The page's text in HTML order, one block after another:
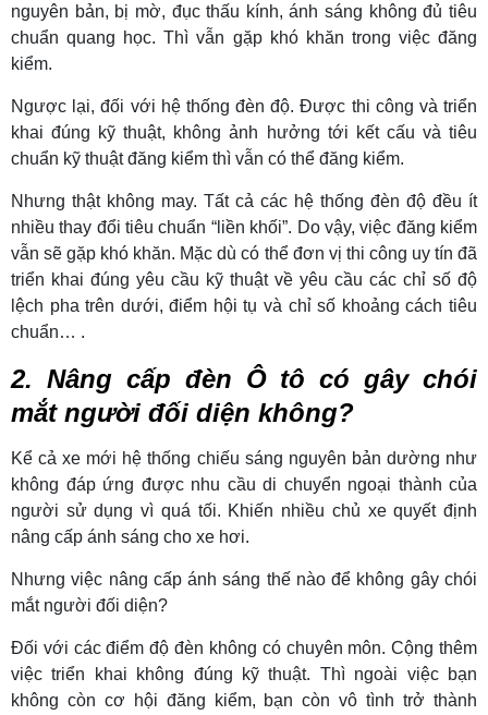
nguyên bản, bị mờ, đục thấu kính, ánh sáng không đủ tiêu
chuẩn quang học. Thì vẫn gặp khó khăn trong việc đăng
kiểm.
Ngược lại, đối với hệ thống đèn độ. Được thi công và triển
khai đúng kỹ thuật, không ảnh hưởng tới kết cấu và tiêu
chuẩn kỹ thuật đăng kiểm thì vẫn có thể đăng kiểm.
Nhưng thật không may. Tất cả các hệ thống đèn độ đều ít
nhiều thay đổi tiêu chuẩn “liền khối”. Do vậy, việc đăng kiểm
vẫn sẽ gặp khó khăn. Mặc dù có thể đơn vị thi công uy tín đã
triển khai đúng yêu cầu kỹ thuật về yêu cầu các chỉ số độ
lệch pha trên dưới, điểm hội tụ và chỉ số khoảng cách tiêu
chuẩn… .
2. Nâng cấp đèn Ô tô có gây chói
mắt người đối diện không?
Kể cả xe mới hệ thống chiếu sáng nguyên bản dường như
không đáp ứng được nhu cầu di chuyển ngoại thành của
người sử dụng vì quá tối. Khiến nhiều chủ xe quyết định
nâng cấp ánh sáng cho xe hơi.
Nhưng việc nâng cấp ánh sáng thế nào để không gây chói
mắt người đối diện?
Đối với các điểm độ đèn không có chuyên môn. Cộng thêm
việc triển khai không đúng kỹ thuật. Thì ngoài việc bạn
không còn cơ hội đăng kiểm, bạn còn vô tình trở thành